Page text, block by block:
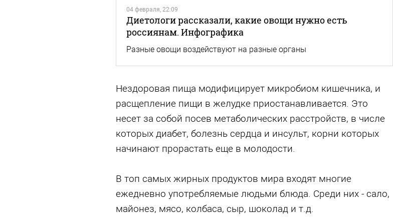
04 февраля, 22:09
Диетологи рассказали, какие овощи нужно есть
россиянам. Инфографика
Разные овощи воздействуют на разные органы
Нездоровая пища модифицирует микробиом кишечника, и
расщепление пищи в желудке приостанавливается. Это
несет за собой посев метаболических расстройств, в числе
которых диабет, болезнь сердца и инсульт, корни которых
начинают прорастать еще в молодости.
В топ самых жирных продуктов мира входят многие
ежедневно употребляемые людьми блюда. Среди них - сало,
майонез, мясо, колбаса, сыр, шоколад и т.д.